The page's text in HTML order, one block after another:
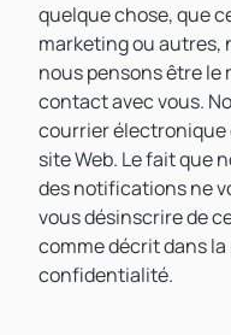
quelque chose, que
marketing ou autres,
nous pensons être le
contact avec vous.
courrier électronique
site Web. Le fait que
des notifications ne
vous désinscrire de
comme décrit dans
confidentialité.